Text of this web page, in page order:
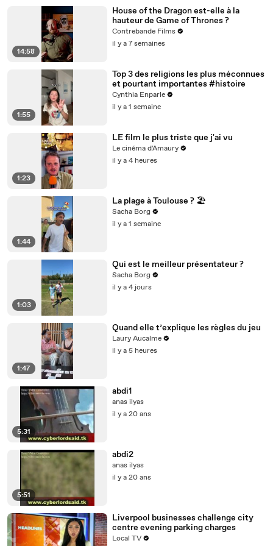
14:58
House of the Dragon est-elle à la
hauteur de Game of Thrones ?
Contrebande Films
il y a 7 semaines
1:55
Top 3 des religions les plus méconnues
et pourtant importantes #histoire
Cynthia Enparle
il y a 1 semaine
1:23
LE film le plus triste que j'ai vu
Le cinéma d'Amaury
il y a 4 heures
1:44
La plage à Toulouse ? 🏖️
Sacha Borg
il y a 1 semaine
1:03
Qui est le meilleur présentateur ?
Sacha Borg
il y a 4 jours
1:47
Quand elle t’explique les règles du jeu
Laury Aucalme
il y a 5 heures
5:31
abdi1
anas ilyas
il y a 20 ans
5:51
abdi2
anas ilyas
il y a 20 ans
Liverpool businesses challenge city
centre evening parking charges
Local TV